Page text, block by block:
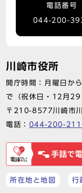
電話番号
044-200-
川崎市役所
開庁時間：月曜日か
で（祝休日・12月29
〒210-8577川崎市
電話： 044-200-
所在地と地図 行